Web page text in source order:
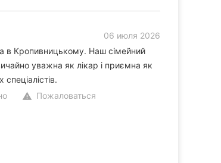
06 июля 2026
Кропивницькому. Наш сімейний
уважна як лікар і приємна як
warning Пожаловаться